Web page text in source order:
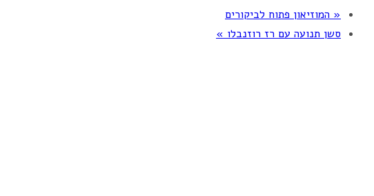
« המוזיאון פתוח לביקורים
סשן תנועה עם רז רוזנבלו »